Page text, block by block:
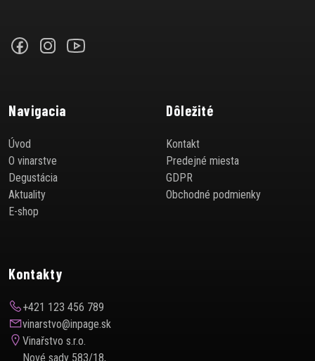
Navigacia
Úvod
O vinarstve
Degustácia
Aktuality
E-shop
Dôležité
Kontakt
Predejné miesta
GDPR
Obchodné podmienky
Kontakty
+421 123 456 789
vinarstvo@inpage.sk
Vinařstvo s.r.o.
Nové sady 583/18,